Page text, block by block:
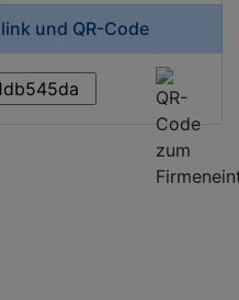
und QR-Code